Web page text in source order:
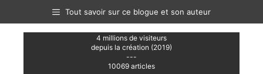
contenu
Tout savoir sur ce blogue et son auteur
4 millions de visiteurs
depuis la création (2019)
---
10069 articles